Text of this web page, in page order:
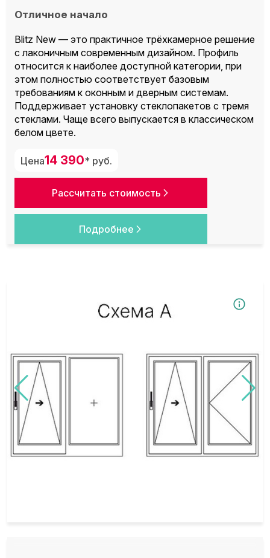
Отличное начало
Blitz New — это практичное трёхкамерное решение
с лаконичным современным дизайном. Профиль
относится к наиболее доступной категории, при
этом полностью соответствует базовым
требованиям к оконным и дверным системам.
Поддерживает установку стеклопакетов с тремя
стеклами. Чаще всего выпускается в классическом
белом цвете.
Цена14 390* руб.
Рассчитать стоимость
Подробнее